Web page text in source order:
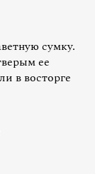
сумку.
ее
в восторге